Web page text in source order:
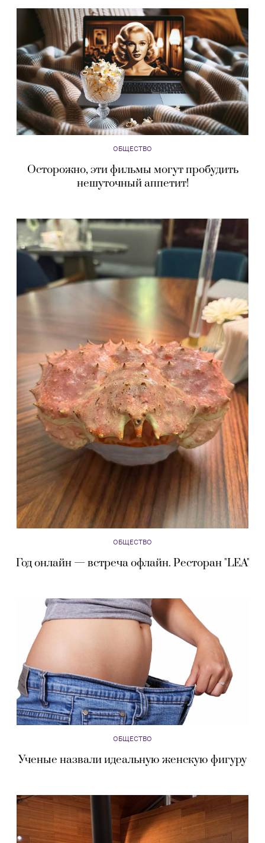
ОБЩЕСТВО
Осторожно, эти фильмы могут пробудить
нешуточный аппетит!
ОБЩЕСТВО
Год онлайн — встреча офлайн. Ресторан "LEA"
ОБЩЕСТВО
Ученые назвали идеальную женскую фигуру